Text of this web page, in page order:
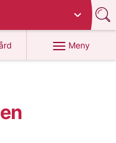
Meny